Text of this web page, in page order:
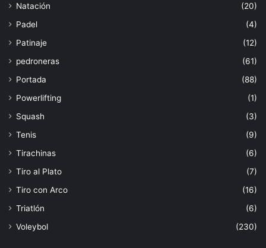
Natación
(20)
Padel
(4)
Patinaje
(12)
pedroneras
(61)
Portada
(88)
Powerlifting
(1)
Squash
(3)
Tenis
(9)
Tirachinas
(6)
Tiro al Plato
(7)
Tiro con Arco
(16)
Triatlón
(6)
Voleybol
(230)